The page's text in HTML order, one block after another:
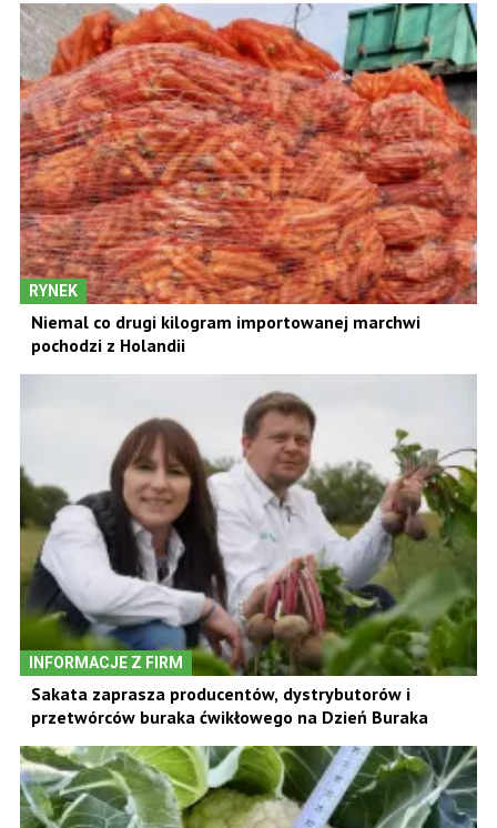
RYNEK
Niemal co drugi kilogram importowanej marchwi
pochodzi z Holandii
INFORMACJE Z FIRM
Sakata zaprasza producentów, dystrybutorów i
przetwórców buraka ćwikłowego na Dzień Buraka